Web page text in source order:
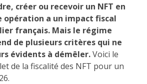
créer ou recevoir un NFT en
opération a un impact fiscal
français. Mais le régime
de plusieurs critères qui ne
évidents à démêler.Voici le
de la fiscalité des NFT pour un